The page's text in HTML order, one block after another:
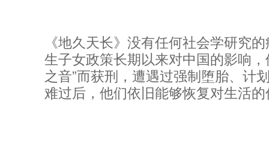
《地久天长》没有任何社会学研究
生子女政策长期以来对中国的影响，
之音”而获刑，遭遇过强制堕胎、计
难过后，他们依旧能够恢复对生活的